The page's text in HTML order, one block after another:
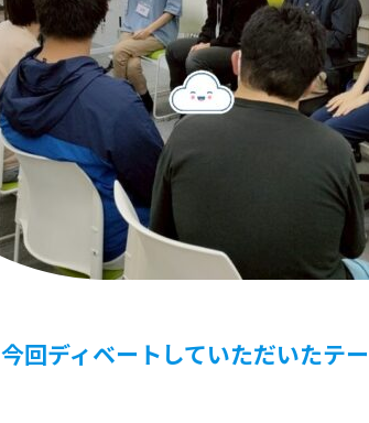
今回ディベートしていただいたテ